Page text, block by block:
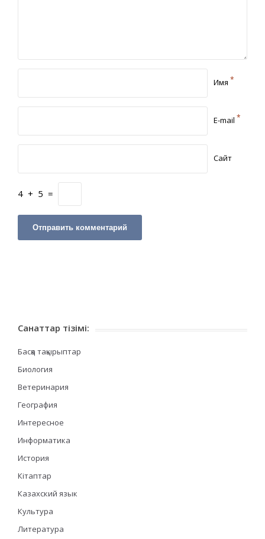
Имя *
E-mail *
Сайт
4 + 5 =
Санаттар тізімі:
Басқа тақырыптар
Биология
Ветеринария
География
Интересное
Информатика
История
Кітаптар
Казахский язык
Культура
Литература